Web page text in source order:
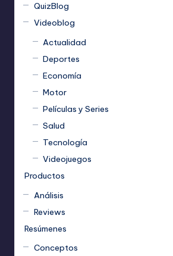
QuizBlog
Videoblog
Actualidad
Deportes
Economía
Motor
Películas y Series
Salud
Tecnología
Videojuegos
Productos
Análisis
Reviews
Resúmenes
Conceptos